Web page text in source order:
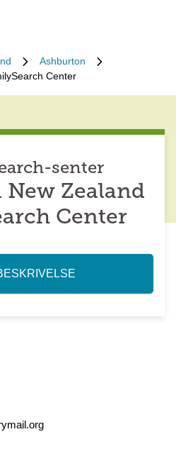
Ashburton
Center
senter
Zealand
Center